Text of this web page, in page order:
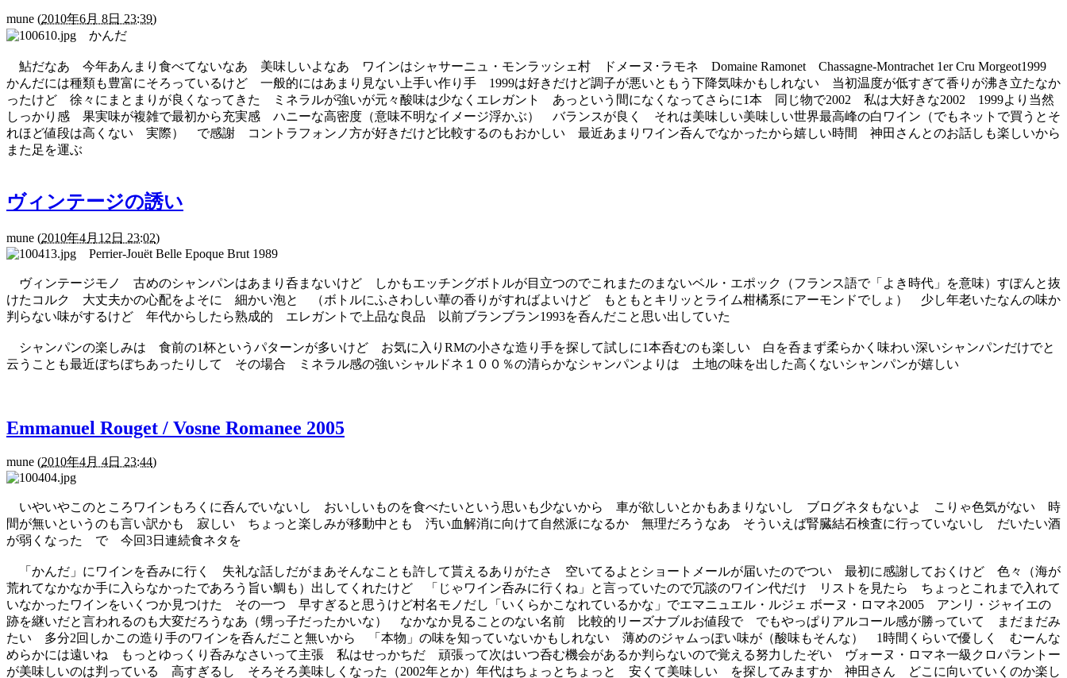
mune (2010年6月 8日 23:39)
かんだ
鮎だなあ 今年あんまり食べてないなあ 美味しいよなあ ワインはシャサーニュ・モンラッシェ村 ドメーヌ･ラモネ Domaine Ramonet Chassagne-Montrachet 1er Cru Morgeot1999
かんだには種類も豊富にそろっているけど 一般的にはあまり見ない上手い作り手 1999は好きだけど調子が悪いともう下降気味かもしれない 当初温度が低すぎて香りが沸き立たなか
ったけど 徐々にまとまりが良くなってきた ミネラルが強いが元々酸味は少なくエレガント あっという間になくなってさらに1本 同じ物で2002 私は大好きな2002 1999より当然
しっかり感 果実味が複雑で最初から充実感 ハニーな高密度（意味不明なイメージ浮かぶ） バランスが良く それは美味しい美味しい世界最高峰の白ワイン（でもネットで買うとそ
れほど値段は高くない 実際） で感謝 コントラフォンノ方が好きだけど比較するのもおかしい 最近あまりワイン呑んでなかったから嬉しい時間 神田さんとのお話しも楽しいから
また足を運ぶ
ヴィンテージの誘い
mune (2010年4月12日 23:02)
Perrier-Jouët Belle Epoque Brut 1989
ヴィンテージモノ 古めのシャンパンはあまり呑まないけど しかもエッチングボトルが目立つのでこれまたのまないベル・エポック（フランス語で「よき時代」を意味）すぽんと抜
けたコルク 大丈夫かの心配をよそに 細かい泡と （ボトルにふさわしい華の香りがすればよいけど もともとキリッとライム柑橘系にアーモンドでしょ） 少し年老いたなんの味か
判らない味がするけど 年代からしたら熟成的 エレガントで上品な良品 以前ブランブラン1993を呑んだこと思い出していた
シャンパンの楽しみは 食前の1杯というパターンが多いけど お気に入りRMの小さな造り手を探して試しに1本呑むのも楽しい 白を呑まず柔らかく味わい深いシャンパンだけでと
云うことも最近ぼちぼちあったりして その場合 ミネラル感の強いシャルドネ１００％の清らかなシャンパンよりは 土地の味を出した高くないシャンパンが嬉しい
Emmanuel Rouget / Vosne Romanee 2005
mune (2010年4月 4日 23:44)
いやいやこのところワインもろくに呑んでいないし おいしいものを食べたいという思いも少ないから 車が欲しいとかもあまりないし ブログネタもないよ こりゃ色気がない 時
間が無いというのも言い訳かも 寂しい ちょっと楽しみが移動中とも 汚い血解消に向けて自然派になるか 無理だろうなあ そういえば腎臓結石検査に行っていないし だいたい酒
が弱くなった で 今回3日連続食ネタを
「かんだ」にワインを呑みに行く 失礼な話しだがまあそんなことも許して貰えるありがたさ 空いてるよとショートメールが届いたのでつい 最初に感謝しておくけど 色々（海が
荒れてなかなか手に入らなかったであろう旨い鯛も）出してくれたけど 「じゃワイン呑みに行くね」と言っていたので冗談のワイン代だけ リストを見たら ちょっとこれまで入れて
いなかったワインをいくつか見つけた その一つ 早すぎると思うけど村名モノだし「いくらかこなれているかな」でエマニュエル・ルジェ ボーヌ・ロマネ2005 アンリ・ジャイエの
跡を継いだと言われるのも大変だろうなあ（甥っ子だったかいな） なかなか見ることのない名前 比較的リーズナブルお値段で でもやっぱりアルコール感が勝っていて まだまだみ
たい 多分2回しかこの造り手のワインを呑んだこと無いから 「本物」の味を知っていないかもしれない 薄めのジャムっぽい味が（酸味もそんな） 1時間くらいで優しく むーんな
めらかには遠いね もっとゆっくり呑みなさいって主張 私はせっかちだ 頑張って次はいつ呑む機会があるか判らないので覚える努力したぞい ヴォーヌ・ロマネ一級クロパラントー
が美味しいのは判っている 高すぎるし そろそろ美味しくなった（2002年とか）年代はちょっとちょっと 安くて美味しい を探してみますか 神田さん どこに向いていくのか楽し